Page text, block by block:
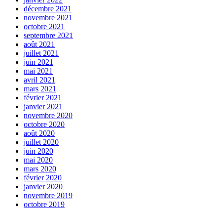
décembre 2021
novembre 2021
octobre 2021
septembre 2021
août 2021
juillet 2021
juin 2021
mai 2021
avril 2021
mars 2021
février 2021
janvier 2021
novembre 2020
octobre 2020
août 2020
juillet 2020
juin 2020
mai 2020
mars 2020
février 2020
janvier 2020
novembre 2019
octobre 2019